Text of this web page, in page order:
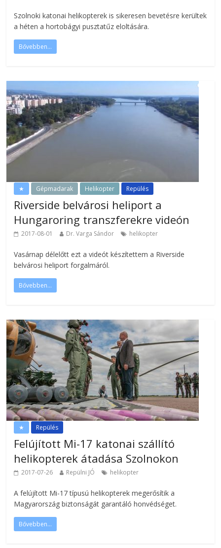
Szolnoki katonai helikopterek is sikeresen bevetésre kerültek
a héten a hortobágyi pusztatűz eloltására.
Bővebben...
★ Gépmadarak Helikopter Repülés
Riverside belvárosi heliport a
Hungaroring transzferekre videón
2017-08-01 Dr. Varga Sándor helikopter
Vasárnap délelőtt ezt a videót készítettem a Riverside
belvárosi heliport forgalmáról.
Bővebben...
★ Repülés
Felújított Mi-17 katonai szállító
helikopterek átadása Szolnokon
2017-07-26 Repülni JÓ helikopter
A felújított Mi-17 típusú helikopterek megerősítik a
Magyarország biztonságát garantáló honvédséget.
Bővebben...